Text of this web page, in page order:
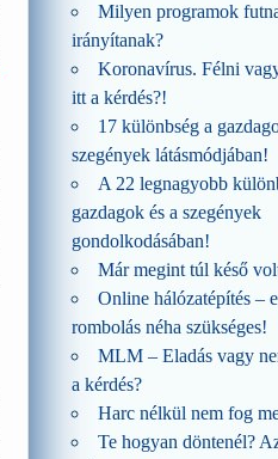
Milyen programok
irányítanak?
Koronavírus. Félni
itt a kérdés?!
17 különbség a
szegények látásmódjában!
A 22 legnagyobb
gazdagok és a szegények
gondolkodásában!
Már megint túl késő
Online hálózatépítés –
rombolás néha szükséges!
MLM – Eladás vagy
a kérdés?
Harc nélkül nem fog
Te hogyan döntenél?